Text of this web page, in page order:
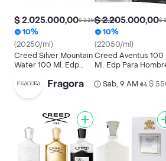
$ 2.025.000,00$ 2.250.000,00
10%
(20250/ml)
Creed Silver Mountain
Water 100 Ml. Edp
Original
$ 2.205.000,00$
10%
(22050/ml)
Creed Aventus 100
Ml. Edp Para
Fragora Sab, 9 AM• $